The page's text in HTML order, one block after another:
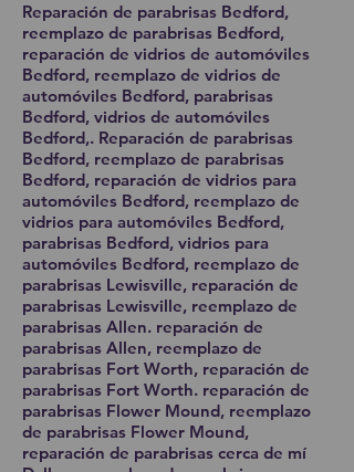
Reparación de parabrisas Bedford,
reemplazo de parabrisas Bedford,
reparación de vidrios de automóviles
Bedford, reemplazo de vidrios de
automóviles Bedford, parabrisas
Bedford, vidrios de automóviles
Bedford,. Reparación de parabrisas
Bedford, reemplazo de parabrisas
Bedford, reparación de vidrios para
automóviles Bedford, reemplazo de
vidrios para automóviles Bedford,
parabrisas Bedford, vidrios para
automóviles Bedford, reemplazo de
parabrisas Lewisville, reparación de
parabrisas Lewisville, reemplazo de
parabrisas Allen. reparación de
parabrisas Allen, reemplazo de
parabrisas Fort Worth, reparación de
parabrisas Fort Worth. reparación de
parabrisas Flower Mound, reemplazo
de parabrisas Flower Mound,
reparación de parabrisas cerca de mí